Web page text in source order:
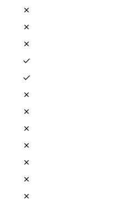
✗
✗
✗
✓
✓
✗
✗
✗
✗
✗
✗
✗